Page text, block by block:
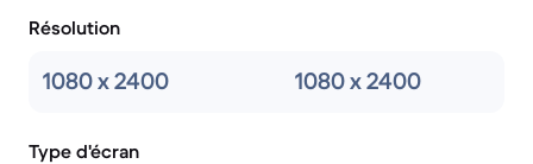
Résolution
1080 x 2400 1080 x 2400
Type d'écran